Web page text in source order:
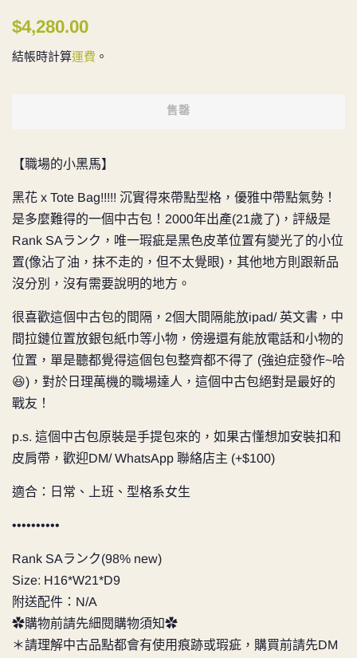
定
$4,280.00
結帳時計算運費 。
售罄
【職場的小黑馬】
黑花 x Tote Bag!!!!! 沉實得來帶點型格，優雅中帶點氣勢！
是多麼難得的一個中古包！2000年出產(21歲了)，評級是
Rank SAランク，唯一瑕疵是黑色皮革位置有變光了的小位
置(像沾了油，抹不走的，但不太覺眼)，其他地方則跟新品
沒分別，沒有需要說明的地方。
很喜歡這個中古包的間隔，2個大間隔能放ipad/ 英文書，中
間拉鏈位置放銀包紙巾等小物，傍邊還有能放電話和小物的
位置，單是聽都覺得這個包包整齊都不得了 (強迫症發作~哈
😆)，對於日理萬機的職場達人，這個中古包絕對是最好的
戰友！
p.s. 這個中古包原裝是手提包來的，如果古懂想加安裝扣和
皮肩帶，歡迎DM/ WhatsApp 聯絡店主 (+$100)
適合：日常、上班、型格系女生
••••••••••
Rank SAランク(98% new)
Size: H16*W21*D9
附送配件：N/A
✿購物前請先細閱購物須知✿
＊請理解中古品點都會有使用痕跡或瑕疵，購買前請先DM